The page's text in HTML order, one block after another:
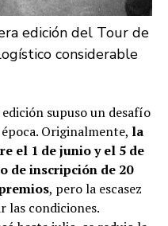
edición del Tour de
considerable
supuso un desafío
Originalmente, la
el 1 de junio y el 5 de
de inscripción de 20
, pero la escasez
las condiciones.